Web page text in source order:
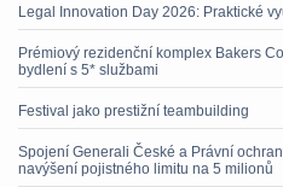
Legal Innovation Day 2026: Praktické
Prémiový rezidenční komplex Bakers
bydlení s 5* službami
Festival jako prestižní teambuilding
Spojení Generali České a Právní
navýšení pojistného limitu na 5 milionů